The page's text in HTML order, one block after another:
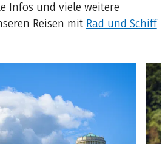
Infos und viele weitere
Reisen mit Rad und Schiff